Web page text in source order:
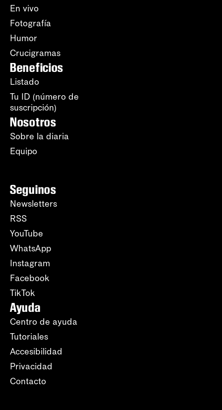
En vivo
Fotografía
Humor
Crucigramas
Beneficios
Listado
Tu ID (número de
suscripción)
Nosotros
Sobre la diaria
Equipo
Seguinos
Newsletters
RSS
YouTube
WhatsApp
Instagram
Facebook
TikTok
Ayuda
Centro de ayuda
Tutoriales
Accesibilidad
Privacidad
Contacto